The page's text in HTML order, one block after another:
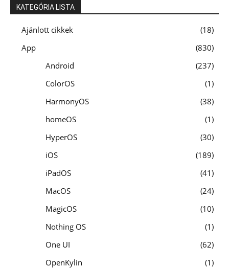
KATEGÓRIA LISTA
Ajánlott cikkek
18
App
830
Android
237
ColorOS
1
HarmonyOS
38
homeOS
1
HyperOS
30
iOS
189
iPadOS
41
MacOS
24
MagicOS
10
Nothing OS
1
One UI
62
OpenKylin
1